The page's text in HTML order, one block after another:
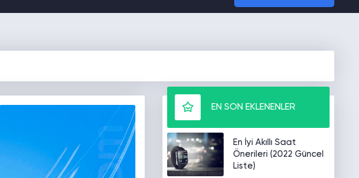
EN SON EKLENENLER
En İyi Akıllı Saat
Önerileri (2022 Güncel
Liste)